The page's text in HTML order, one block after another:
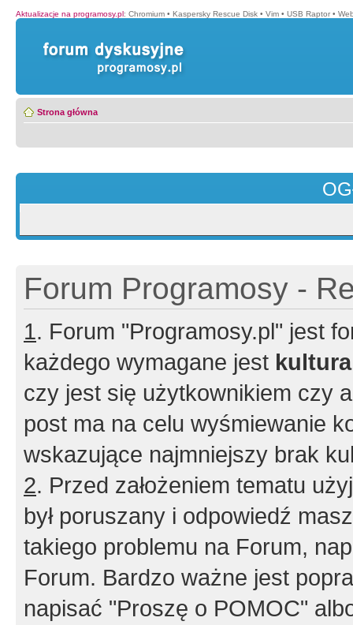
Aktualizacje na programosy.pl: Chromium • Kaspersky Rescue Disk • Vim • USB Raptor •
Strona główna
Forum Programosy -
1. Forum "Programosy.pl" jest
każdego wymagane jest
czy jest się użytkownikiem czy
post ma na celu wyśmiewanie
wskazujące najmniejszy brak
2. Przed założeniem tematu
był poruszany i odpowiedź
takiego problemu na Forum,
Forum. Bardzo ważne jest
napisać "Proszę o POMOC"